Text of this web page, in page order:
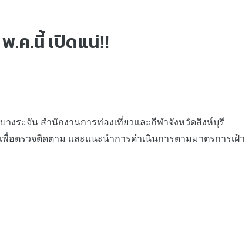
.ค.นี้ เปิดแน่‼️
ระจัน สำนักงานการท่องเที่ยวและกีฬาจังหวัดสิงห์บุรี
ตรวจติดตาม และแนะนำการดำเนินการตามมาตรการเฝ้า